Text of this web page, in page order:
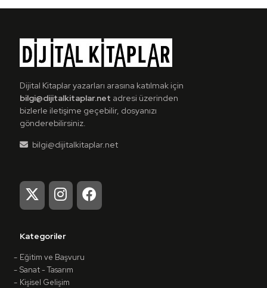
Dijital Kitaplar yazarları arasına katılmak için
bilgi@dijitalkitaplar.net adresi üzerinden
bizlerle iletişime geçebilir, dosyanızı
gönderebilirsiniz.
bilgi@dijitalkitaplar.net
Kategoriler
Eğitim ve Başvuru
Sanat - Tasarım
Kişisel Gelişim